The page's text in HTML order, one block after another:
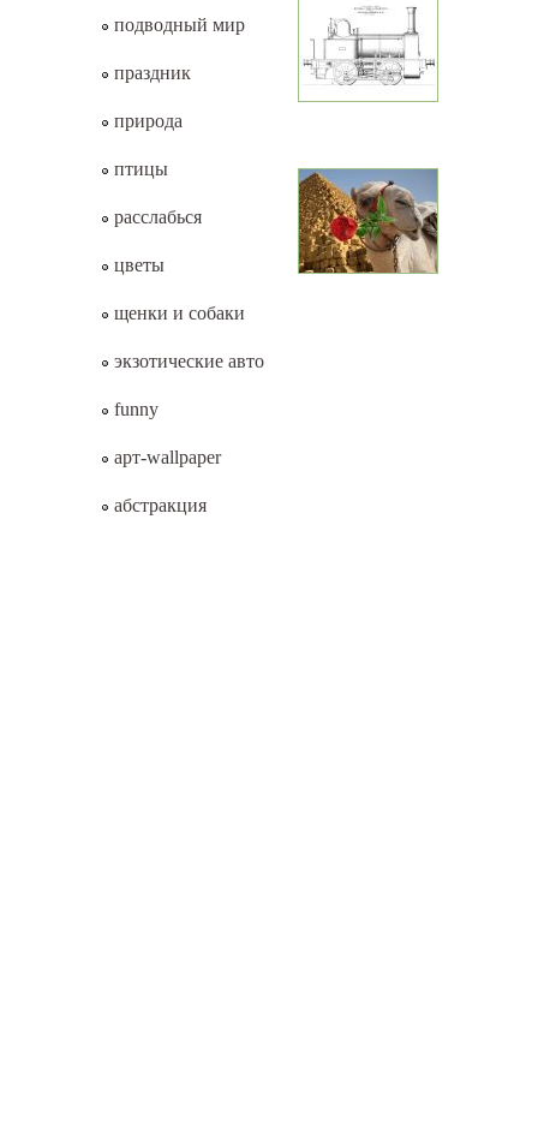
подводный мир
праздник
природа
птицы
расслабься
цветы
щенки и собаки
экзотические авто
funny
арт-wallpaper
абстракция